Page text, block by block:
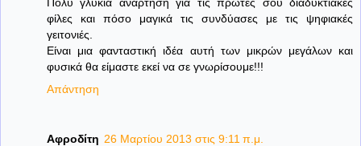
φίλες και πόσο μαγικά τις συνδύασες με τις ψηφιακές
γειτονιές.
Είναι μια φανταστική ιδέα αυτή των μικρών μεγάλων και
φυσικά θα είμαστε εκεί να σε γνωρίσουμε!!!
Απάντηση
Αφροδίτη 26 Μαρτίου 2013 στις 9:11 π.μ.